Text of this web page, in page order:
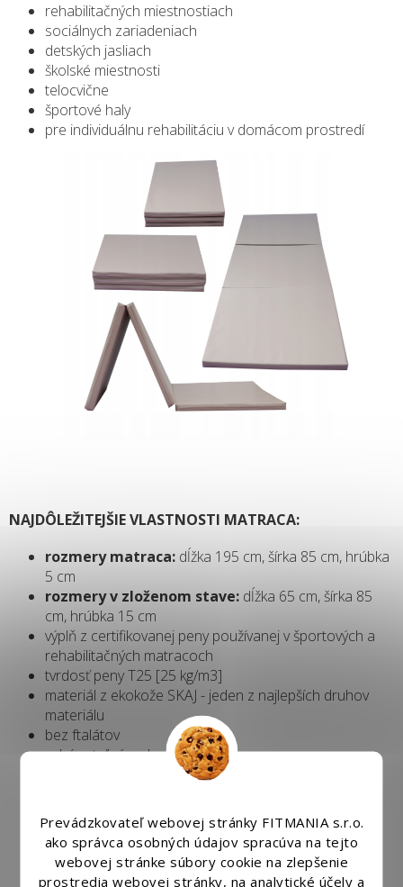
Prevádzkovateľ webovej stránky FITMANIA s.r.o.
ako správca osobných údajov spracúva na tejto
webovej stránke súbory cookie na zlepšenie
prostredia webovej stránky, na analytické účely a
rehabilitačných miestnostiach
sociálnych zariadeniach
detských jasliach
školské miestnosti
telocvične
športové haly
pre individuálnu rehabilitáciu v domácom prostredí
NAJDÔLEŽITEJŠIE VLASTNOSTI MATRACA:
rozmery matraca: dĺžka 195 cm, šírka 85 cm, hrúbka
5 cm
rozmery v zloženom stave: dĺžka 65 cm, šírka 85
cm, hrúbka 15 cm
výplň z certifikovanej peny používanej v športových a
rehabilitačných matracoch
tvrdosť peny T25 [25 kg/m3]
materiál z ekokože SKAJ - jeden z najlepších druhov
materiálu
bez ftalátov
odnímateľná vrchná vrstva
ideálny na domáce cvičenie, do profesionálnych
veľmi jednoduchá údržba
najobľúbenejší model
záruka spokojnosti